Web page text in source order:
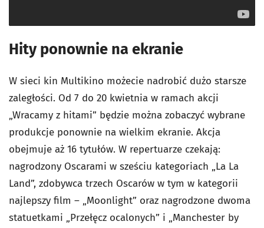
Hity ponownie na ekranie
W sieci kin Multikino możecie nadrobić dużo starsze
zaległości. Od 7 do 20 kwietnia w ramach akcji
„Wracamy z hitami” będzie można zobaczyć wybrane
produkcje ponownie na wielkim ekranie. Akcja
obejmuje aż 16 tytułów. W repertuarze czekają:
nagrodzony Oscarami w sześciu kategoriach „La La
Land”, zdobywca trzech Oscarów w tym w kategorii
najlepszy film – „Moonlight” oraz nagrodzone dwoma
statuetkami „Przełęcz ocalonych” i „Manchester by